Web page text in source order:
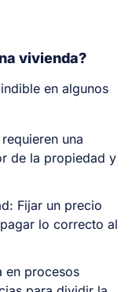
vivienda?
en algunos
una
de la propiedad y
Fijar un precio
lo correcto al
en procesos